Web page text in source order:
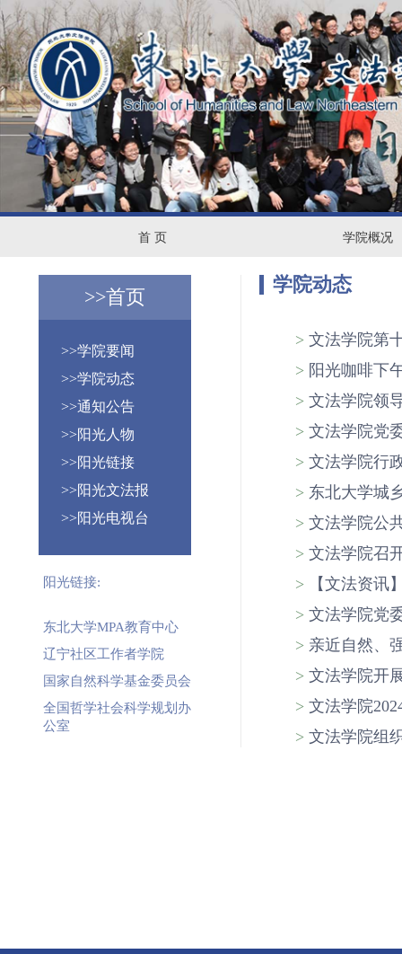
首 页
页
学院概况
院
>>首页
>>学院要闻
>>学院动态
>>通知公告
>>阳光人物
>>阳光链接
>>阳光文法报
>>阳光电视台
阳光链接:
东北大学MPA教育中心
辽宁社区工作者学院
国家自然科学基金委员会
全国哲学社会科学规划办
公室
学院动态
> 文法学院第
. . . . . . . . .
> 阳光咖啡下
. . . . . . . . .
> 文法学院领
. . . . . . . . .
> 文法学院党
. . . . . . . . .
> 文法学院行
. . . . . . . . .
> 东北大学城
. . . . . . . . .
> 文法学院公
. . . . . . . . .
> 文法学院召
. . . . . . . . .
>
【文法资讯
. . . . . . . . .
> 文法学院党
. . . . . . . . .
> 亲近自然、
. . . . . . . . .
> 文法学院开
. . . . . . . . .
> 文法学院
. . . . . . . . .
> 文法学院组
. . . . . . . . .